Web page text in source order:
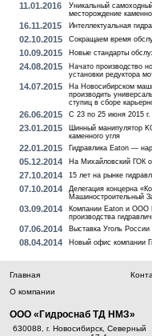
11.01.2016
Уникальный
месторождение
16.11.2015 Интеллектуальная
02.10.2015 Сокращаем время
10.09.2015 Новые стандарты
24.08.2015
Начато производство
установки редуктора
14.07.2015
На Новосибирском
производить
ступиц в сборе
26.06.2015 С 23 по 25 июня 2015 г.
23.01.2015
Шинный манипулятор
каменного угля
22.01.2015 Гидравлика Eaton —
05.12.2014 На Михайловский ГОК
27.10.2014 15 лет на рынке
07.10.2014
Делегация концерна
Машиностроительный
03.09.2014
Компании Eaton и ООО
производства
07.06.2014 Выставка Уголь
08.04.2014 Новый офис компании
Главная
О компании
ООО «Гидроснаб ТД НМЗ»
630088, г. Новосибирск, Северный